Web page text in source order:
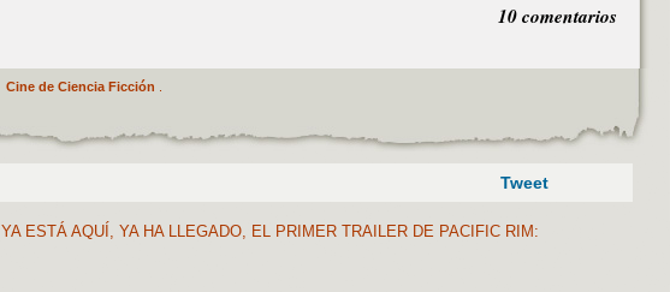
10 comentarios
Cine de Ciencia Ficción
Tweet
YA ESTÁ AQUÍ, YA HA LLEGADO, EL PRIMER TRAILER DE PACIFIC RIM: